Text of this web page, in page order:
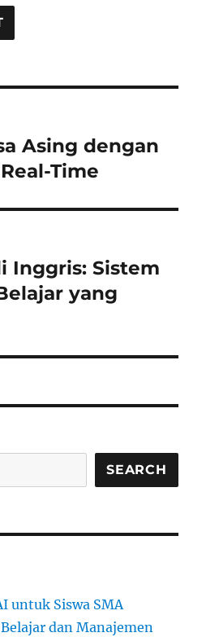
Asing dengan
Time
Inggris: Sistem
yang
SEARCH
untuk Siswa SMA
dan Manajemen